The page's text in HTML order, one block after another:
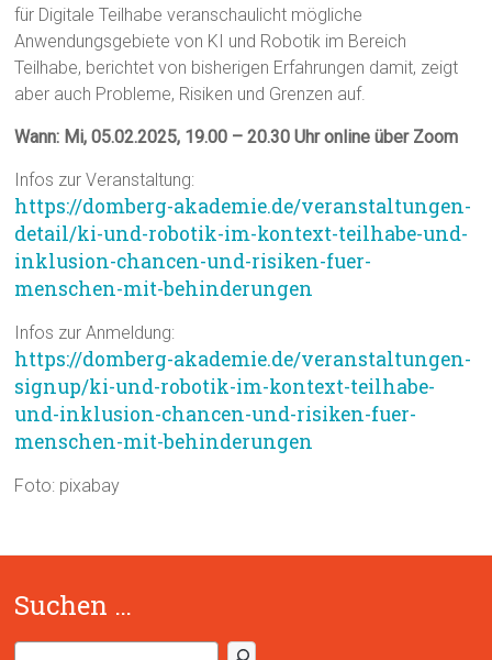
für Digitale Teilhabe veranschaulicht mögliche
Anwendungsgebiete von KI und Robotik im Bereich
Teilhabe, berichtet von bisherigen Erfahrungen damit, zeigt
aber auch Probleme, Risiken und Grenzen auf.
Wann: Mi, 05.02.2025, 19.00 – 20.30 Uhr online über Zoom
Infos zur Veranstaltung:
https://domberg-akademie.de/veranstaltungen-
detail/ki-und-robotik-im-kontext-teilhabe-und-
inklusion-chancen-und-risiken-fuer-
menschen-mit-behinderungen
Infos zur Anmeldung:
https://domberg-akademie.de/veranstaltungen-
signup/ki-und-robotik-im-kontext-teilhabe-
und-inklusion-chancen-und-risiken-fuer-
menschen-mit-behinderungen
Foto: pixabay
Suchen …
S